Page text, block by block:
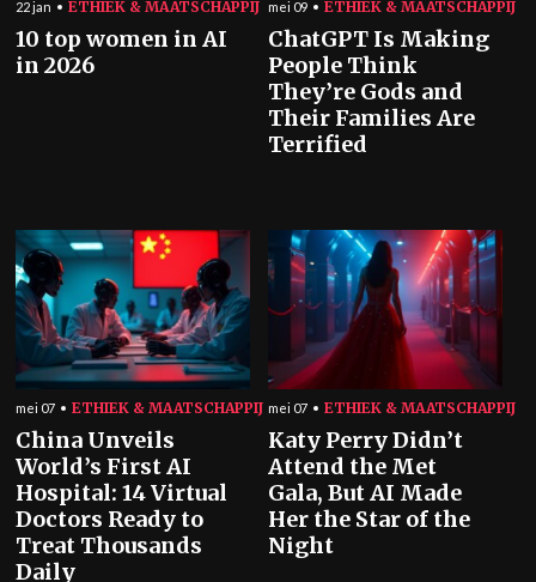
22 jan ETHIEK & MAATSCHAPPIJ
10 top women in AI
in 2026
mei 09 ETHIEK & MAATSCHAPPIJ
ChatGPT Is Making
People Think
They’re Gods and
Their Families Are
Terrified
mei 07 ETHIEK & MAATSCHAPPIJ
China Unveils
World’s First AI
Hospital: 14 Virtual
Doctors Ready to
Treat Thousands
Daily
mei 07 ETHIEK & MAATSCHAPPIJ
Katy Perry Didn’t
Attend the Met
Gala, But AI Made
Her the Star of the
Night